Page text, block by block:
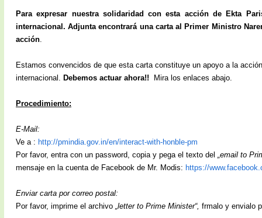
Para expresar nuestra solidaridad con esta acción de Ekta
internacional. Adjunta encontrará una carta al Primer Ministro
acción.
Estamos convencidos de que esta carta constituye un apoyo a la
internacional. Debemos actuar ahora!! Mira los enlaces abajo.
Procedimiento:
E-Mail:
Ve a : http://pmindia.gov.in/en/interact-with-honble-pm
Por favor, entra con un password, copia y pega el texto del „email to
mensaje en la cuenta de Facebook de Mr. Modis: https://
Enviar carta por correo postal:
Por favor, imprime el archivo „letter to Prime Minister“, frmalo y envialo